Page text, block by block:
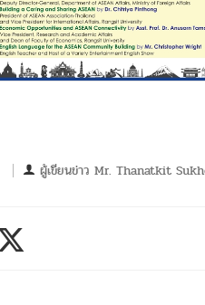
ผู้เขียนข่าว Mr. Thanatkit